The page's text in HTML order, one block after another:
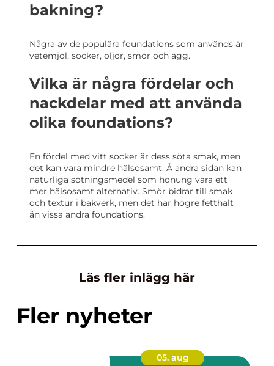
bakning?
Några av de populära foundations som används är
vetemjöl, socker, oljor, smör och ägg.
Vilka är några fördelar och
nackdelar med att använda
olika foundations?
En fördel med vitt socker är dess söta smak, men
det kan vara mindre hälsosamt. Å andra sidan kan
naturliga sötningsmedel som honung vara ett
mer hälsosamt alternativ. Smör bidrar till smak
och textur i bakverk, men det har högre fetthalt
än vissa andra foundations.
Läs fler inlägg här
Fler nyheter
05. aug